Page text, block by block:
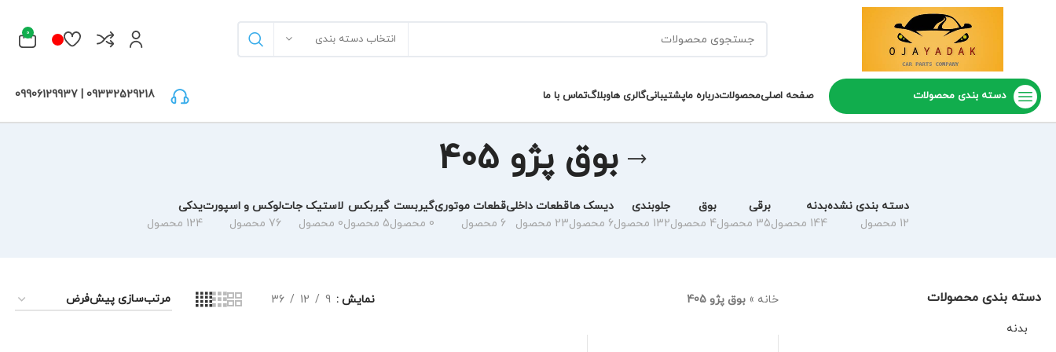
انتخاب دسته بندی 0
دسته بندی محصولات صفحه اصلیمحصولاتدرباره ماپشتیبانیگالری هاوبلاگتماس با ما 09332529218 | 09906129937
بوق پژو 405
دسته بندی نشده
12 محصول
بدنه
144 محصول
برقی
35 محصول
بوق
4 محصول
جلوبندی
132 محصول
دیسک ها
6 محصول
قطعات داخلی
23 محصول
قطعات موتوری
6 محصول
گیربست
0 محصول
گیربکس
5 محصول
لاستیک جات
0 محصول
لوکس و اسپورت
76 محصول
یدکی
124 محصول
دسته بندی محصولات
بدنه
خانه » بوق پژو 405 نمایش 9
12
36